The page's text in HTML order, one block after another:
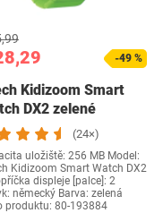
-49 %
Kidizoom Smart
DX2 zelené
(24×)
uložiště: 256 MB Model:
Kidizoom Smart Watch DX2
displeje [palce]: 2
německý Barva: zelená
produktu: 80-193884